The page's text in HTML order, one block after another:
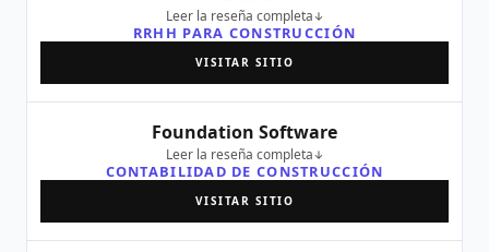
Leer la reseña completa
RRHH PARA CONSTRUCCIÓN
VISITAR SITIO
Foundation Software
Leer la reseña completa
CONTABILIDAD DE CONSTRUCCIÓN
VISITAR SITIO